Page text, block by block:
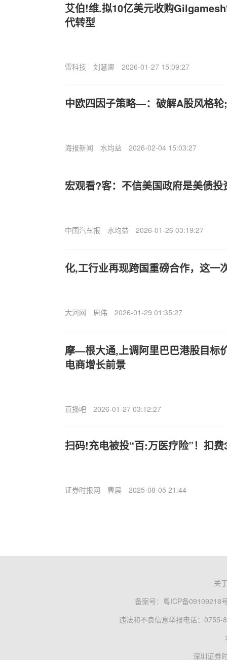
艾伯!维.拟10亿美元收购
代转型
雷科技 刘慧卿 2026-01-27 15:09:27
中欧四因子策略—：破解A股风格轮
海报新闻 水均益 2026-02-04 15:03:27
宏观看?客：不信美国政府是美债
中国汽车报 水均益 2026-01-26 03:19:27
化,工行业再现跨国重磅合作，这一
大河网 周伟 2026-01-29 01:35:27
摩—根大通,上调阿里巴巴港股目标
电商增长前景
直播吧 2026-01-27 03:12:27
扫码!充电被投“百:万医疗险”！扣
证券时报网 曹晨 2025-08-05 21:44
关
备案号： 粤ICP备09109218
违法和不良信息举报电话：0755-
深圳证券